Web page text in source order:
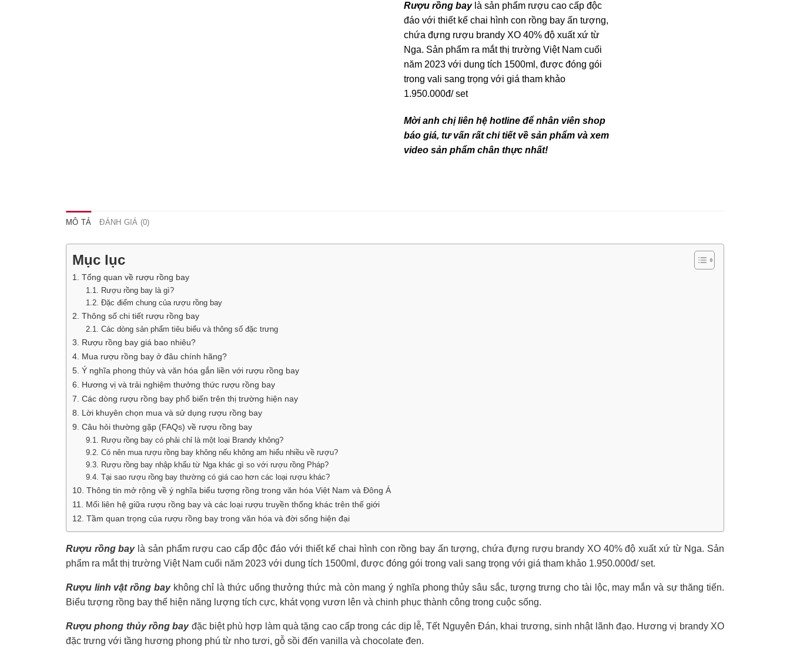
Rượu rồng baylà sản phẩm rượu cao cấp độc
đáo với thiết kế chai hình con rồng bay ấn tượng,
chứa đựng rượu brandy XO 40% độ xuất xứ từ
Nga. Sản phẩm ra mắt thị trường Việt Nam cuối
năm 2023 với dung tích 1500ml, được đóng gói
trong vali sang trọng với giá tham khảo
1.950.000đ/ set
Mời anh chị liên hệ hotline để nhân viên shop
báo giá, tư vấn rất chi tiết về sản phẩm và xem
video sản phẩm chân thực nhất!
MÔ TẢ ĐÁNH GIÁ (0)
Mục lục
1. Tổng quan về rượu rồng bay
1.1. Rượu rồng bay là gì?
1.2. Đặc điểm chung của rượu rồng bay
2. Thông số chi tiết rượu rồng bay
2.1. Các dòng sản phẩm tiêu biểu và thông số đặc trưng
3. Rượu rồng bay giá bao nhiêu?
4. Mua rượu rồng bay ở đâu chính hãng?
5. Ý nghĩa phong thủy và văn hóa gắn liền với rượu rồng bay
6. Hương vị và trải nghiệm thưởng thức rượu rồng bay
7. Các dòng rượu rồng bay phổ biến trên thị trường hiện nay
8. Lời khuyên chọn mua và sử dụng rượu rồng bay
9. Câu hỏi thường gặp (FAQs) về rượu rồng bay
9.1. Rượu rồng bay có phải chỉ là một loại Brandy không?
9.2. Có nên mua rượu rồng bay không nếu không am hiểu nhiều về rượu?
9.3. Rượu rồng bay nhập khẩu từ Nga khác gì so với rượu rồng Pháp?
9.4. Tại sao rượu rồng bay thường có giá cao hơn các loại rượu khác?
10. Thông tin mở rộng về ý nghĩa biểu tượng rồng trong văn hóa Việt Nam và Đông Á
11. Mối liên hệ giữa rượu rồng bay và các loại rượu truyền thống khác trên thế giới
12. Tầm quan trọng của rượu rồng bay trong văn hóa và đời sống hiện đại
Rượu rồng baylà sản phẩm rượu cao cấp độc đáo với thiết kế chai hình con rồng bay ấn tượng, chứa đựng rượu brandy XO 40% độ xuất xứ từ Nga. Sản
phẩm ra mắt thị trường Việt Nam cuối năm 2023 với dung tích 1500ml, được đóng gói trong vali sang trọng với giá tham khảo 1.950.000đ/ set.
Rượu linh vật rồng baykhông chỉ là thức uống thưởng thức mà còn mang ý nghĩa phong thủy sâu sắc, tượng trưng cho tài lộc, may mắn và sự thăng tiến.
Biểu tượng rồng bay thể hiện năng lượng tích cực, khát vọng vươn lên và chinh phục thành công trong cuộc sống.
Rượu phong thủy rồng bayđặc biệt phù hợp làm quà tặng cao cấp trong các dịp lễ, Tết Nguyên Đán, khai trương, sinh nhật lãnh đạo. Hương vị brandy XO
đặc trưng với tầng hương phong phú từ nho tươi, gỗ sồi đến vanilla và chocolate đen.